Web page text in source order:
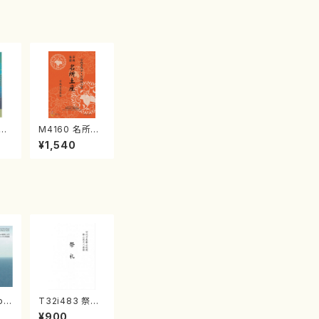
M4160 名所土
産《箏曲楽譜》
（箏/宮城喜代
¥1,540
T32i483 祭礼
（尺八/初代 星田
¥900